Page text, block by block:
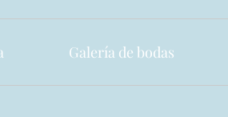
Galería de bodas